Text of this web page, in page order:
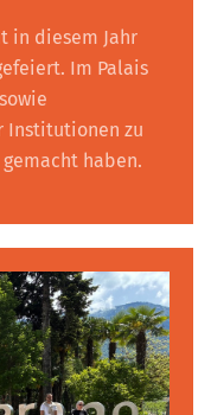
in diesem Jahr
Im Palais
Institutionen zu
haben.